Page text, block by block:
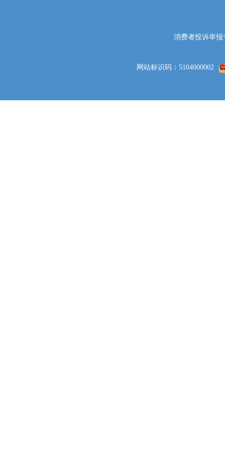
消费者投诉举报
网站标识码：5104000002